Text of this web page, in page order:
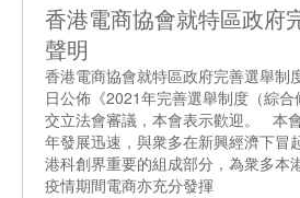
香港電商協會就特區政府
聲明
香港電商協會就特區政府完善選舉
日公佈《2021年完善選舉制度（綜
交立法會審議，本會表示歡迎。 本
年發展迅速，與衆多在新興經濟下冒
港科創界重要的組成部分，為衆多本
疫情期間電商亦充分發揮